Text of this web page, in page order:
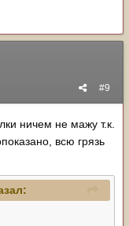
#9
ничем не мажу т.к.
всю грязь